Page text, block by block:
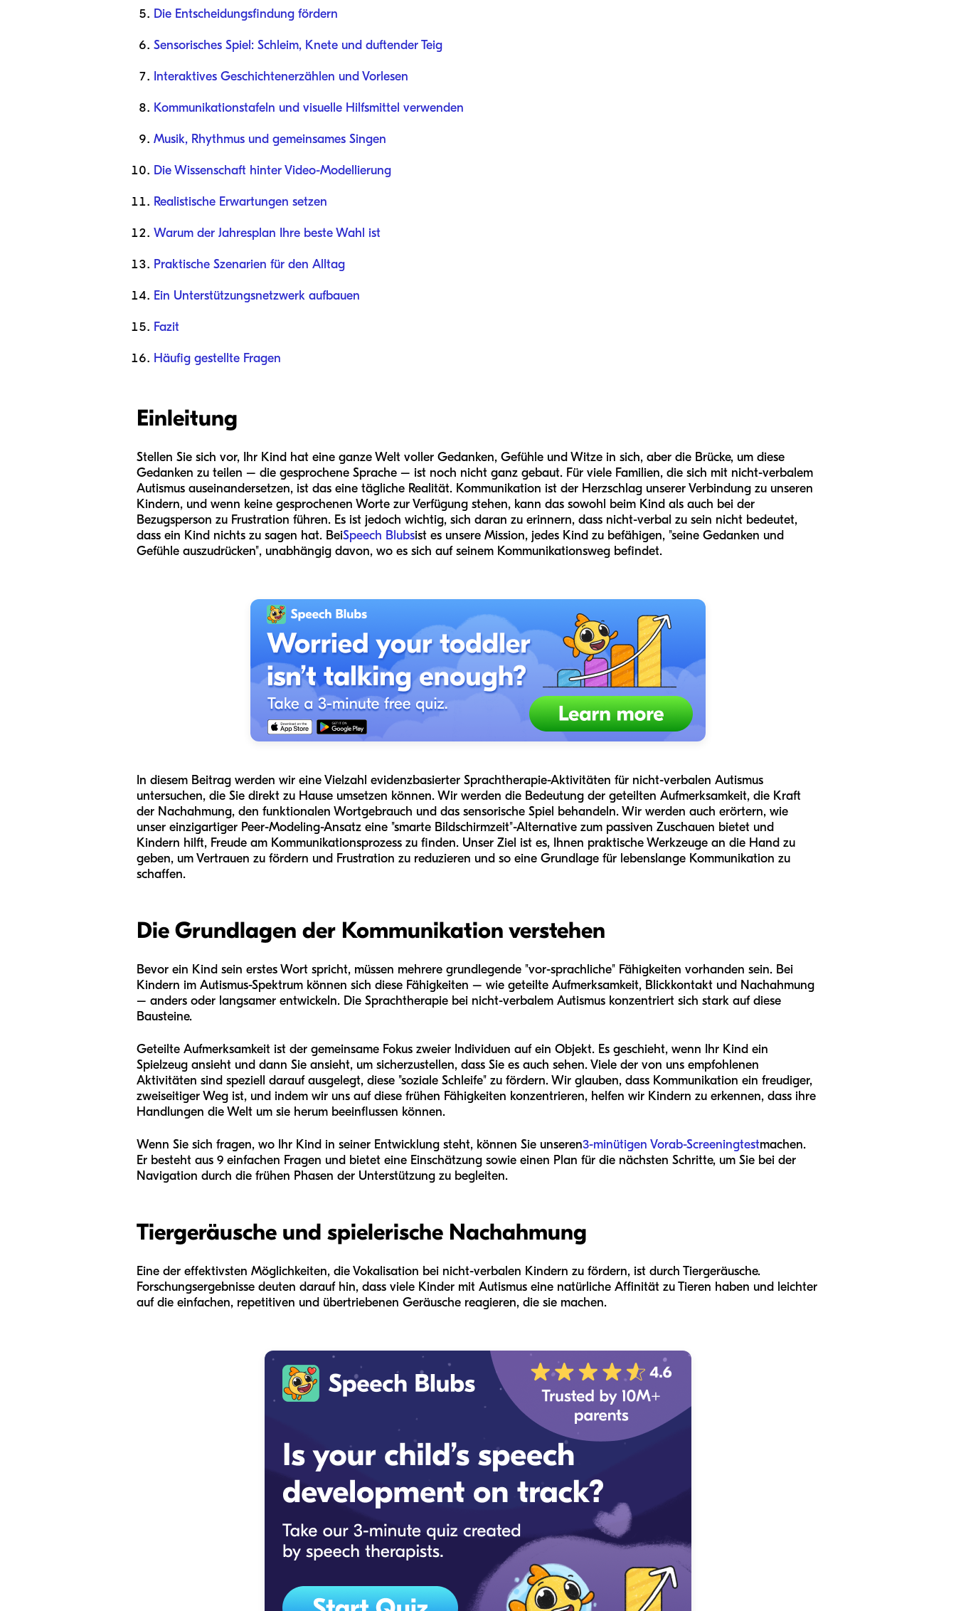
Die Entscheidungsfindung fördern
Sensorisches Spiel: Schleim, Knete und duftender Teig
Interaktives Geschichtenerzählen und Vorlesen
Kommunikationstafeln und visuelle Hilfsmittel verwenden
Musik, Rhythmus und gemeinsames Singen
Die Wissenschaft hinter Video-Modellierung
Realistische Erwartungen setzen
Warum der Jahresplan Ihre beste Wahl ist
Praktische Szenarien für den Alltag
Ein Unterstützungsnetzwerk aufbauen
Fazit
Häufig gestellte Fragen
Einleitung
Stellen Sie sich vor, Ihr Kind hat eine ganze Welt voller Gedanken, Gefühle und Witze in sich, aber die Brücke, um diese
Gedanken zu teilen – die gesprochene Sprache – ist noch nicht ganz gebaut. Für viele Familien, die sich mit nicht-verbalem
Autismus auseinandersetzen, ist das eine tägliche Realität. Kommunikation ist der Herzschlag unserer Verbindung zu unseren
Kindern, und wenn keine gesprochenen Worte zur Verfügung stehen, kann das sowohl beim Kind als auch bei der
Bezugsperson zu Frustration führen. Es ist jedoch wichtig, sich daran zu erinnern, dass nicht-verbal zu sein nicht bedeutet,
dass ein Kind nichts zu sagen hat. BeiSpeech Blubsist es unsere Mission, jedes Kind zu befähigen, "seine Gedanken und
Gefühle auszudrücken", unabhängig davon, wo es sich auf seinem Kommunikationsweg befindet.
In diesem Beitrag werden wir eine Vielzahl evidenzbasierter Sprachtherapie-Aktivitäten für nicht-verbalen Autismus
untersuchen, die Sie direkt zu Hause umsetzen können. Wir werden die Bedeutung der geteilten Aufmerksamkeit, die Kraft
der Nachahmung, den funktionalen Wortgebrauch und das sensorische Spiel behandeln. Wir werden auch erörtern, wie
unser einzigartiger Peer-Modeling-Ansatz eine "smarte Bildschirmzeit"-Alternative zum passiven Zuschauen bietet und
Kindern hilft, Freude am Kommunikationsprozess zu finden. Unser Ziel ist es, Ihnen praktische Werkzeuge an die Hand zu
geben, um Vertrauen zu fördern und Frustration zu reduzieren und so eine Grundlage für lebenslange Kommunikation zu
schaffen.
Die Grundlagen der Kommunikation verstehen
Bevor ein Kind sein erstes Wort spricht, müssen mehrere grundlegende "vor-sprachliche" Fähigkeiten vorhanden sein. Bei
Kindern im Autismus-Spektrum können sich diese Fähigkeiten – wie geteilte Aufmerksamkeit, Blickkontakt und Nachahmung
– anders oder langsamer entwickeln. Die Sprachtherapie bei nicht-verbalem Autismus konzentriert sich stark auf diese
Bausteine.
Geteilte Aufmerksamkeit ist der gemeinsame Fokus zweier Individuen auf ein Objekt. Es geschieht, wenn Ihr Kind ein
Spielzeug ansieht und dann Sie ansieht, um sicherzustellen, dass Sie es auch sehen. Viele der von uns empfohlenen
Aktivitäten sind speziell darauf ausgelegt, diese "soziale Schleife" zu fördern. Wir glauben, dass Kommunikation ein freudiger,
zweiseitiger Weg ist, und indem wir uns auf diese frühen Fähigkeiten konzentrieren, helfen wir Kindern zu erkennen, dass ihre
Handlungen die Welt um sie herum beeinflussen können.
Wenn Sie sich fragen, wo Ihr Kind in seiner Entwicklung steht, können Sie unseren3-minütigen Vorab-Screeningtestmachen.
Er besteht aus 9 einfachen Fragen und bietet eine Einschätzung sowie einen Plan für die nächsten Schritte, um Sie bei der
Navigation durch die frühen Phasen der Unterstützung zu begleiten.
Tiergeräusche und spielerische Nachahmung
Eine der effektivsten Möglichkeiten, die Vokalisation bei nicht-verbalen Kindern zu fördern, ist durch Tiergeräusche.
Forschungsergebnisse deuten darauf hin, dass viele Kinder mit Autismus eine natürliche Affinität zu Tieren haben und leichter
auf die einfachen, repetitiven und übertriebenen Geräusche reagieren, die sie machen.